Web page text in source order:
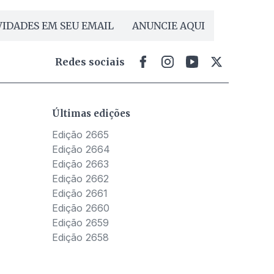
EM SEU EMAIL ANUNCIE AQUI
Redes sociais
Últimas edições
Edição 2665
Edição 2664
Edição 2663
Edição 2662
Edição 2661
Edição 2660
Edição 2659
Edição 2658